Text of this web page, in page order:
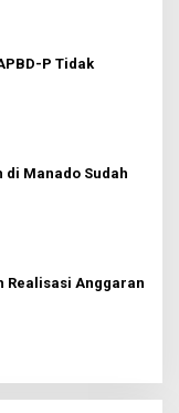
P Tidak
di Manado Sudah
Realisasi Anggaran